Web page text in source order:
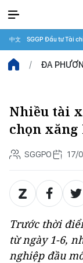
中文 SGGP Đầu tư Tài
ĐA
Nhiều tài
chọn xăng
SGGPO 17/
Trước thời
từ ngày 1-6,
nghiệp đầu